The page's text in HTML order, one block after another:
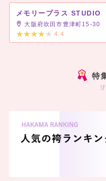
メモリープラス STUDIO
大阪府吹田市豊津町15-30
4.4
特